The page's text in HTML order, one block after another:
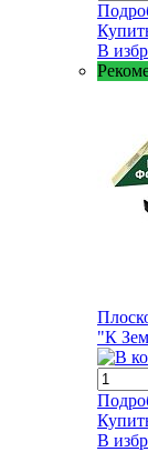
В
"К
В